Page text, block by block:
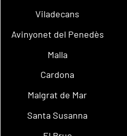
Viladecans
Avinyonet del Penedès
Malla
Cardona
Malgrat de Mar
Santa Susanna